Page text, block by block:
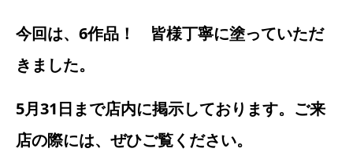
今回は、6作品！ 皆様丁寧に塗っていただ
きました。
5月31日まで店内に掲示しております。ご来
店の際には、ぜひご覧ください。